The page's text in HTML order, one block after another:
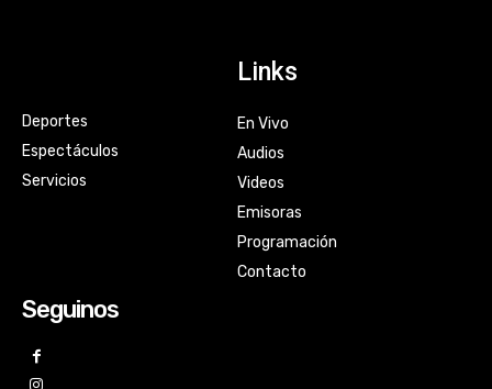
Deportes
Espectáculos
Servicios
Links
En Vivo
Audios
Videos
Emisoras
Programación
Contacto
Seguinos